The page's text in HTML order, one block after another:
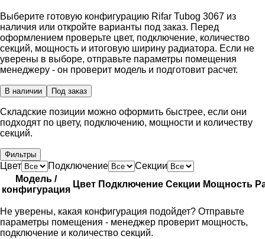
Выберите готовую конфигурацию Rifar Tubog 3067 из
наличия или откройте варианты под заказ. Перед
оформлением проверьте цвет, подключение, количество
секций, мощность и итоговую ширину радиатора. Если не
уверены в выборе, отправьте параметры помещения
менеджеру - он проверит модель и подготовит расчет.
В наличии Под заказ
Складские позиции можно оформить быстрее, если они
подходят по цвету, подключению, мощности и количеству
секций.
Фильтры
Цвет Подключение
Секции
Модель /
конфигурация
Цвет Подключение Секции Мощность
Не уверены, какая конфигурация подойдет? Отправьте
параметры помещения - менеджер проверит мощность,
подключение и количество секций.